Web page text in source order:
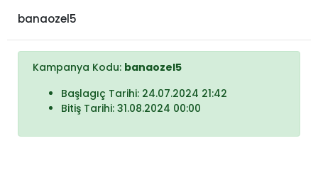
banaozel5
Kampanya Kodu: banaozel5
Başlagıç Tarihi: 24.07.2024 21:42
Bitiş Tarihi: 31.08.2024 00:00